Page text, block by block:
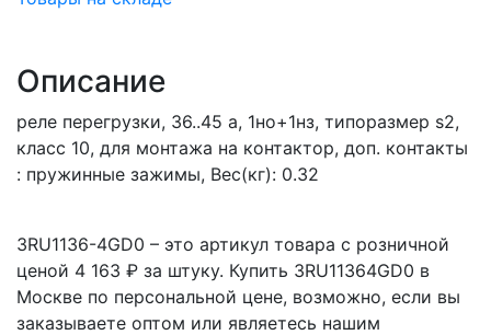
Описание
реле перегрузки, 36..45 a, 1нo+1нз, типоразмер s2,
класс 10, для монтажа на контактор, доп. контакты
: пружинные зажимы, Вес(кг): 0.32
3RU1136-4GD0 – это артикул товара с розничной
ценой 4 163 ₽ за штуку. Купить 3RU11364GD0 в
Москве по персональной цене, возможно, если вы
заказываете оптом или являетесь нашим